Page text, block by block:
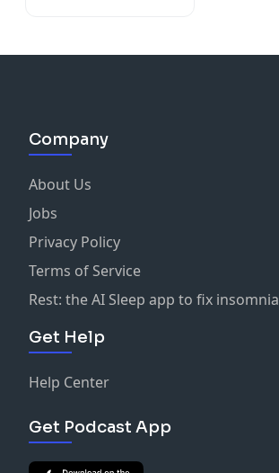
Company
About Us
Jobs
Privacy Policy
Terms of Service
Rest: the AI Sleep app to fix insomnia
Get Help
Help Center
Get Podcast App